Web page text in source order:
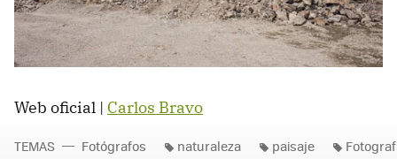
Web oficial | Carlos Bravo
TEMAS Fotógrafos naturaleza paisaje